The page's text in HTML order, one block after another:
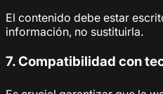
El contenido debe estar
información, no sustituirla.
7. Compatibilidad con